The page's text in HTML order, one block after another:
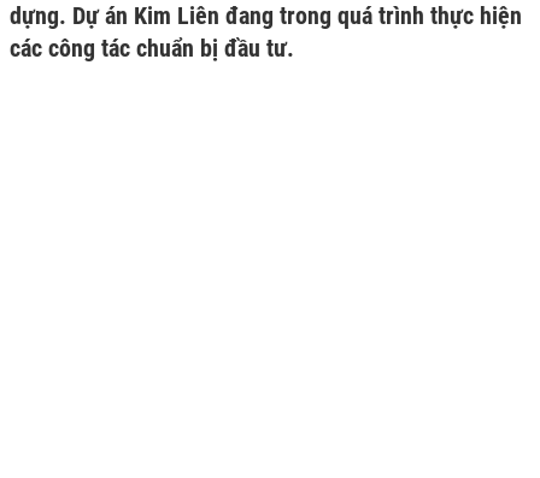
dựng. Dự án Kim Liên đang trong quá trình thực hiện
các công tác chuẩn bị đầu tư.